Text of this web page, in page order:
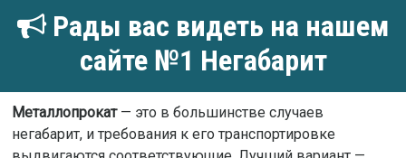
Рады вас видеть на нашем
сайте №1 Негабарит
Металлопрокат— это в большинстве случаев
негабарит, и требования к его транспортировке